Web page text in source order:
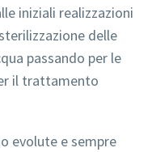
iniziali realizzazioni
delle
passando per le
il trattamento
evolute e sempre